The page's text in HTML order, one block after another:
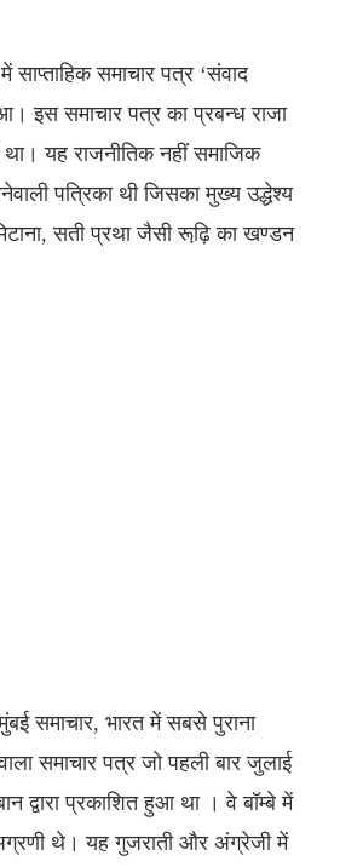
साप्ताहिक समाचार पत्र ‘संवाद
इस समाचार पत्र का प्रबन्ध राजा
था। यह राजनीतिक नहीं समाजिक
पत्रिका थी जिसका मुख्य उद्धेश्य
सती प्रथा जैसी रूढ़ि़ का खण्डन
समाचार, भारत में सबसे पुराना
समाचार पत्र जो पहली बार जुलाई
द्वारा प्रकाशित हुआ था । वे बॉम्बे में
थे। यह गुजराती और अंग्रेजी में